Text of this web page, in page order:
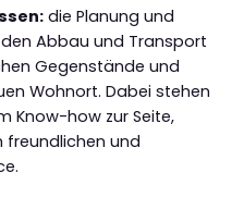
die Planung und
Abbau und Transport
Gegenstände und
Wohnort. Dabei stehen
Know-how zur Seite,
und